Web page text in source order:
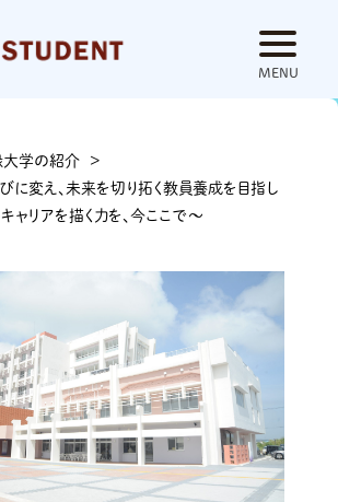
登録大学一覧
大学の紹介
に変え、未来を切り拓く教員養成を目指し
ャリアを描く力を、今ここで～